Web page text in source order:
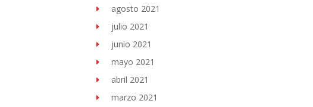
agosto 2021
julio 2021
junio 2021
mayo 2021
abril 2021
marzo 2021